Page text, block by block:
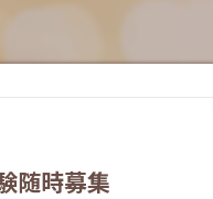
随時募集